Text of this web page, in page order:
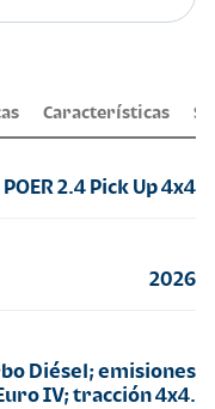
Características
POER 2.4 Pick Up 4x4
2026
Diésel; emisiones
IV; tracción 4x4.